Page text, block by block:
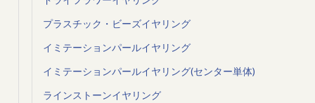
プラスチック・ビーズイヤリング
イミテーションパールイヤリング
イミテーションパールイヤリング(センター単体)
ラインストーンイヤリング